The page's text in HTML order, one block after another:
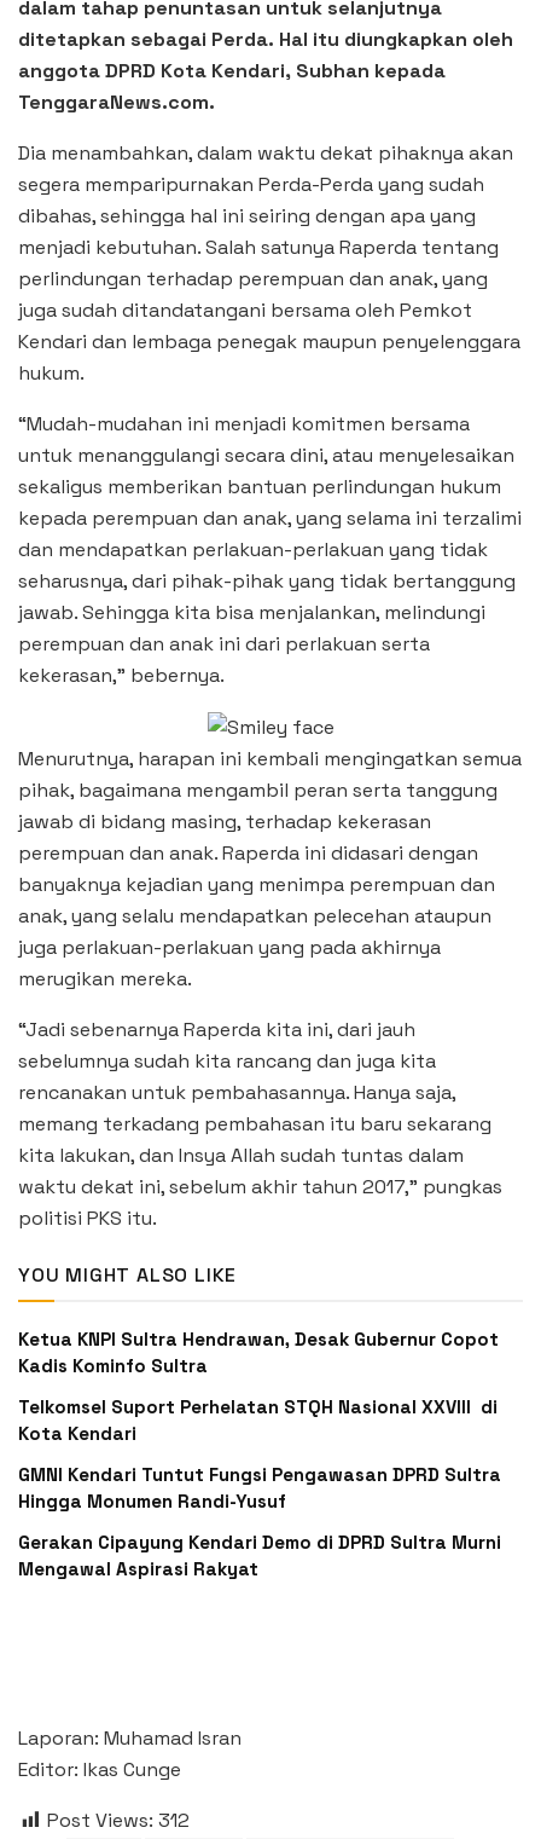
dalam tahap penuntasan untuk selanjutnya
ditetapkan sebagai Perda. Hal itu diungkapkan oleh
anggota DPRD Kota Kendari, Subhan kepada
TenggaraNews.com.
Dia menambahkan, dalam waktu dekat pihaknya akan
segera memparipurnakan Perda-Perda yang sudah
dibahas, sehingga hal ini seiring dengan apa yang
menjadi kebutuhan. Salah satunya Raperda tentang
perlindungan terhadap perempuan dan anak, yang
juga sudah ditandatangani bersama oleh Pemkot
Kendari dan lembaga penegak maupun penyelenggara
hukum.
“Mudah-mudahan ini menjadi komitmen bersama
untuk menanggulangi secara dini, atau menyelesaikan
sekaligus memberikan bantuan perlindungan hukum
kepada perempuan dan anak, yang selama ini terzalimi
dan mendapatkan perlakuan-perlakuan yang tidak
seharusnya, dari pihak-pihak yang tidak bertanggung
jawab. Sehingga kita bisa menjalankan, melindungi
perempuan dan anak ini dari perlakuan serta
kekerasan,” bebernya.
Menurutnya, harapan ini kembali mengingatkan semua
pihak, bagaimana mengambil peran serta tanggung
jawab di bidang masing, terhadap kekerasan
perempuan dan anak. Raperda ini didasari dengan
banyaknya kejadian yang menimpa perempuan dan
anak, yang selalu mendapatkan pelecehan ataupun
juga perlakuan-perlakuan yang pada akhirnya
merugikan mereka.
“Jadi sebenarnya Raperda kita ini, dari jauh
sebelumnya sudah kita rancang dan juga kita
rencanakan untuk pembahasannya. Hanya saja,
memang terkadang pembahasan itu baru sekarang
kita lakukan, dan Insya Allah sudah tuntas dalam
waktu dekat ini, sebelum akhir tahun 2017,” pungkas
politisi PKS itu.
YOU MIGHT ALSO LIKE
Ketua KNPI Sultra Hendrawan, Desak Gubernur Copot
Kadis Kominfo Sultra
Telkomsel Suport Perhelatan STQH Nasional XXVIII di
Kota Kendari
GMNI Kendari Tuntut Fungsi Pengawasan DPRD Sultra
Hingga Monumen Randi-Yusuf ‎
Gerakan Cipayung Kendari Demo di DPRD Sultra Murni
Mengawal Aspirasi Rakyat
Laporan: Muhamad Isran
Editor: Ikas Cunge
Post Views: 312